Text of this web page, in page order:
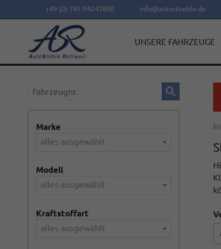
+49 (0) 741-94243800 info@autostueble.de
UNSERE FAHRZEUGE
Fahrzeugnr.
Marke
alles ausgewählt
Modell
alles ausgewählt
Kraftstoffart
alles ausgewählt